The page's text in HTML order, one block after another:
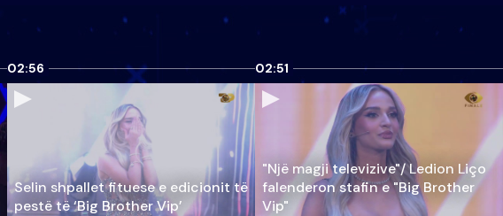
02:56
Selin shpallet fituese e edicionit të
pestë të ‘Big Brother Vip’
02:51
"Një magji televizive"/ Ledion Liço
falenderon stafin e "Big Brother
Vip"